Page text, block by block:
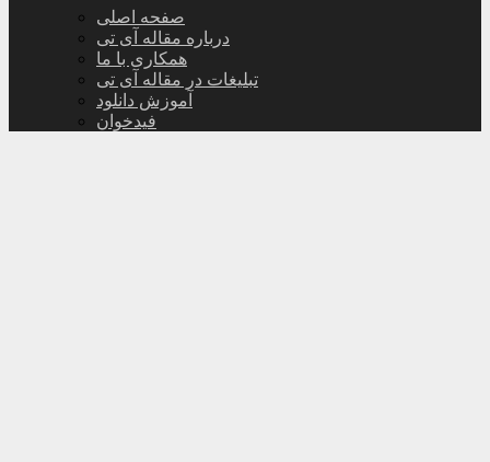
صفحه اصلی
درباره مقاله آی تی
همکاری با ما
تبلیغات در مقاله آی تی
آموزش دانلود
فیدخوان